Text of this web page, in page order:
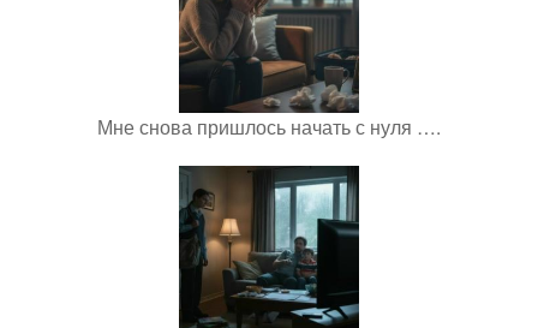
Мне снова пришлось начать с нуля ….